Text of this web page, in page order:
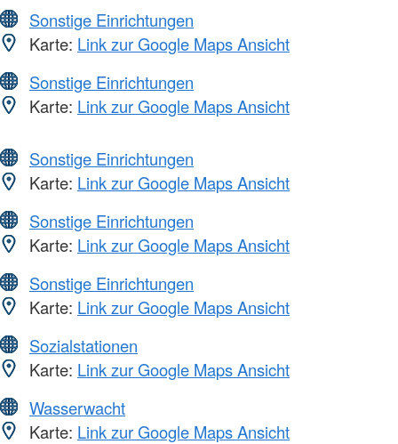
Sonstige Einrichtungen
Karte: Link zur Google Maps Ansicht
Sonstige Einrichtungen
Karte: Link zur Google Maps Ansicht
Sonstige Einrichtungen
Karte: Link zur Google Maps Ansicht
Sonstige Einrichtungen
Karte: Link zur Google Maps Ansicht
Sonstige Einrichtungen
Karte: Link zur Google Maps Ansicht
Sozialstationen
Karte: Link zur Google Maps Ansicht
Wasserwacht
Karte: Link zur Google Maps Ansicht